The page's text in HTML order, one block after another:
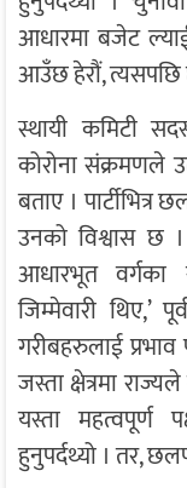
आधारमा बजेट
आउँछ हेरौं,
स्थायी कमिटी
कोरोना संक्रमणले
बताए । पार्टीभित्र
उनको विश्वास छ ।
आधारभूत वर्गका
जिम्मेवारी थिए,’
गरीबहरुलाई प्रभाव
जस्ता क्षेत्रमा
यस्ता
हुनुपर्दथ्यो । तर,